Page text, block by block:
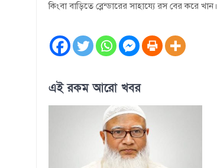
কিংবা বাড়িতে ব্লেন্ডারের সাহায্যে রস বের করে খান।
এই রকম আরো খবর